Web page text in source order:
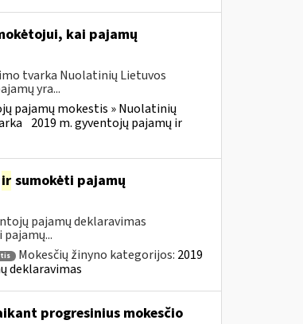
kai pajamų
tvarka Nuolatinių Lietuvos
yra...
pajamų mokestis » Nuolatinių
2019 m. gyventojų pajamų ir
irsumokėti pajamų
pajamų deklaravimas
Mokesčių žinyno kategorijos: 2019
deklaravimas
progresinius mokesčio